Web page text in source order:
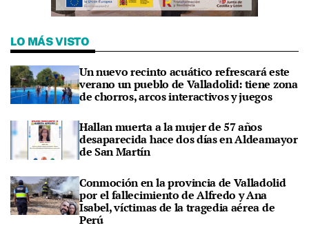
LO MÁS VISTO
Un nuevo recinto acuático refrescará este
verano un pueblo de Valladolid: tiene zona
de chorros, arcos interactivos y juegos
Hallan muerta a la mujer de 57 años
desaparecida hace dos días en Aldeamayor
de San Martín
Conmoción en la provincia de Valladolid
por el fallecimiento de Alfredo y Ana
Isabel, víctimas de la tragedia aérea de
Perú